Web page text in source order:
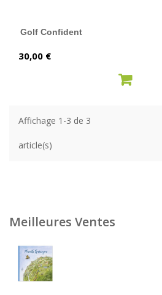
Golf Confident
Prix
30,00 €
Affichage 1-3 de 3
article(s)
Meilleures Ventes